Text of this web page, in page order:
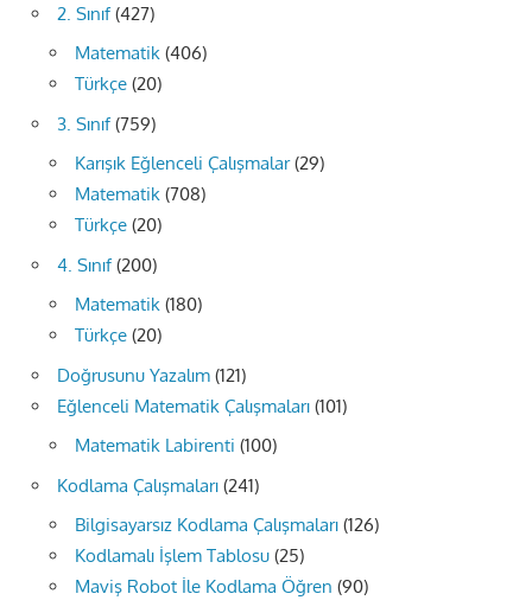
2. Sınıf(427)
Matematik (406)
Türkçe (20)
3. Sınıf(759)
Karışık Eğlenceli Çalışmalar(29)
Matematik (708)
Türkçe (20)
4. Sınıf(200)
Matematik (180)
Türkçe (20)
Doğrusunu Yazalım (121)
Eğlenceli Matematik Çalışmaları (101)
Matematik Labirenti (100)
Kodlama Çalışmaları (241)
Bilgisayarsız Kodlama Çalışmaları (126)
Kodlamalı İşlem Tablosu (25)
Maviş Robot İle Kodlama Öğren (90)